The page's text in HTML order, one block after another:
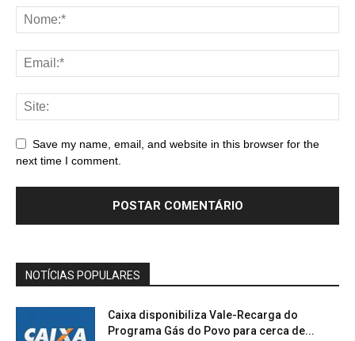
Save my name, email, and website in this browser for the
next time I comment.
NOTÍCIAS POPULARES
Caixa disponibiliza Vale-Recarga do
Programa Gás do Povo para cerca de...